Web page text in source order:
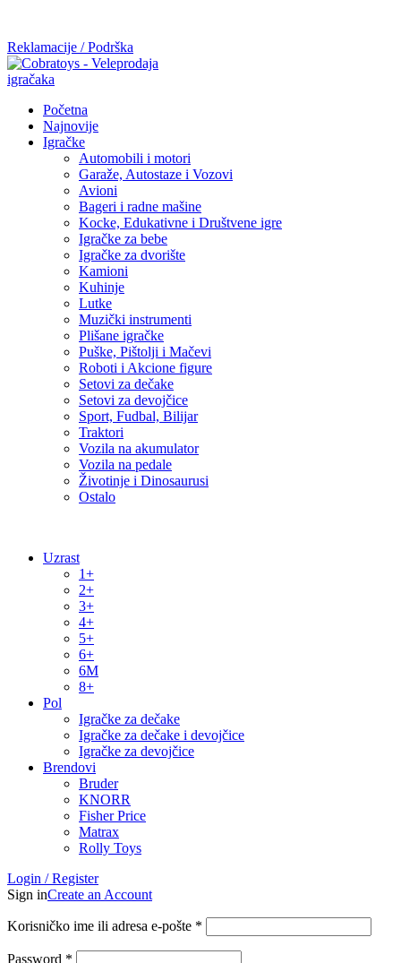
Reklamacije / Podrška
Početna
Najnovije
Igračke
Automobili i motori
Garaže, Autostaze i Vozovi
Avioni
Bageri i radne mašine
Kocke, Edukativne i Društvene igre
Igračke za bebe
Igračke za dvorište
Kamioni
Kuhinje
Lutke
Muzički instrumenti
Plišane igračke
Puške, Pištolji i Mačevi
Roboti i Akcione figure
Setovi za dečake
Setovi za devojčice
Sport, Fudbal, Bilijar
Traktori
Vozila na akumulator
Vozila na pedale
Životinje i Dinosaurusi
Ostalo
Uzrast
1+
2+
3+
4+
5+
6+
6M
8+
Pol
Igračke za dečake
Igračke za dečake i devojčice
Igračke za devojčice
Brendovi
Bruder
KNORR
Fisher Price
Matrax
Rolly Toys
Login / Register
Sign inCreate an Account
Korisničko ime ili adresa e-pošte *
Password *